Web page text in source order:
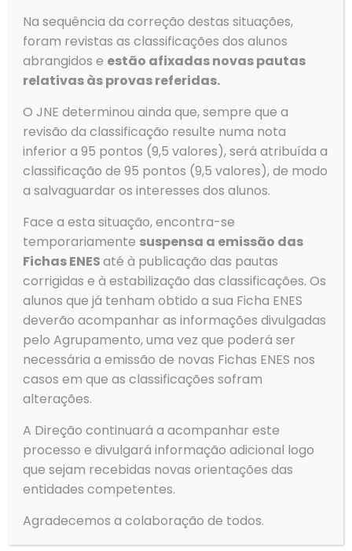
Gerir o Consentimento de
Cookies
como cookies para armazenar e/ou aceder a informações do
Morada
Agrupamento de Escolas de Ovar
Rua Dom Dinis
3880-307 Ovar
Telefone
Tlf: 256 581 000
Fax: 256 586 411
Email
geral@aeovar.pt
Menu
Agrupamento
→
Alunos
→
Serviços
→
Clubes e Projetos
→
Política de Privacidade
→
Livro de Reclamações
Tempo
Na sequência da correção destas situações,
foram revistas as classificações dos alunos
abrangidos e estão afixadas novas pautas
relativas às provas referidas.
O JNE determinou ainda que, sempre que a
revisão da classificação resulte numa nota
inferior a 95 pontos (9,5 valores), será atribuída a
classificação de 95 pontos (9,5 valores), de modo
a salvaguardar os interesses dos alunos.
Face a esta situação, encontra-se
temporariamente suspensa a emissão das
Fichas ENESaté à publicação das pautas
corrigidas e à estabilização das classificações. Os
alunos que já tenham obtido a sua Ficha ENES
deverão acompanhar as informações divulgadas
pelo Agrupamento, uma vez que poderá ser
necessária a emissão de novas Fichas ENES nos
casos em que as classificações sofram
alterações.
A Direção continuará a acompanhar este
processo e divulgará informação adicional logo
que sejam recebidas novas orientações das
entidades competentes.
Agradecemos a colaboração de todos.